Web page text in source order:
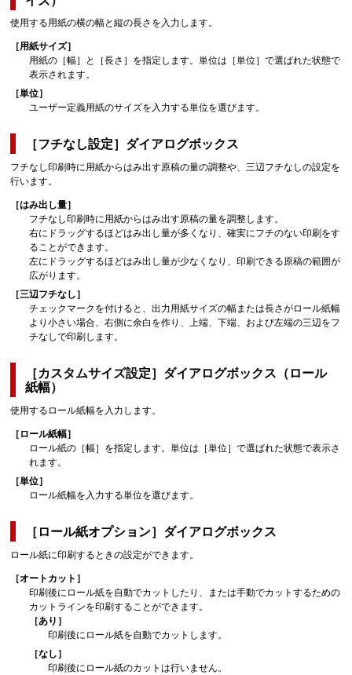
使用する用紙の横の幅と縦の長さを入力します。
［用紙サイズ］
用紙の ［幅］ と ［長さ］ を指定します。単位は ［単位］で選ばれた状態で
表示されます。
［単位］
ユーザー定義用紙のサイズを入力する単位を選びます。
［フチなし設定］ ダイアログボックス
フチなし印刷時に用紙からはみ出す原稿の量の調整や、三辺フチなしの設定を
行います。
［はみ出し量］
フチなし印刷時に用紙からはみ出す原稿の量を調整します。
右にドラッグするほどはみ出し量が多くなり、確実にフチのない印刷をす
ることができます。
左にドラッグするほどはみ出し量が少なくなり、印刷できる原稿の範囲が
広がります。
［三辺フチなし］
チェックマークを付けると、出力用紙サイズの幅または長さがロール紙幅
より小さい場合、右側に余白を作り、上端、下端、および左端の三辺をフ
チなしで印刷します。
［カスタムサイズ設定］ ダイアログボックス（ロール
紙幅）
使用するロール紙幅を入力します。
［ロール紙幅］
ロール紙の ［幅］ を指定します。単位は ［単位］で選ばれた状態で表示さ
れます。
［単位］
ロール紙幅を入力する単位を選びます。
［ロール紙オプション］ ダイアログボックス
ロール紙に印刷するときの設定ができます。
［オートカット］
印刷後にロール紙を自動でカットしたり、または手動でカットするための
カットラインを印刷することができます。
［あり］
印刷後にロール紙を自動でカットします。
［なし］
印刷後にロール紙のカットは行いません。